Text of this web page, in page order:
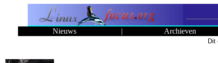
Nieuws | Archieven
Dit